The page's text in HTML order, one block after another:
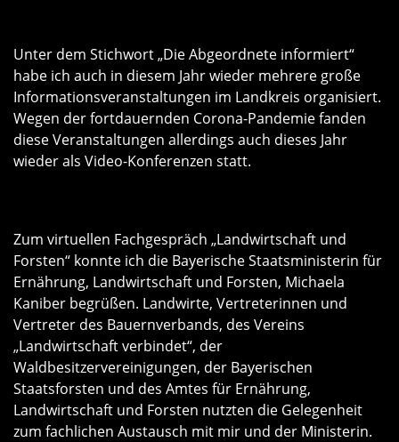
Unter dem Stichwort „Die Abgeordnete informiert“
habe ich auch in diesem Jahr wieder mehrere große
Informationsveranstaltungen im Landkreis organisiert.
Wegen der fortdauernden Corona-Pandemie fanden
diese Veranstaltungen allerdings auch dieses Jahr
wieder als Video-Konferenzen statt.
Zum virtuellen Fachgespräch „Landwirtschaft und
Forsten“ konnte ich die Bayerische Staatsministerin für
Ernährung, Landwirtschaft und Forsten, Michaela
Kaniber begrüßen. Landwirte, Vertreterinnen und
Vertreter des Bauernverbands, des Vereins
Landwirtschaft verbindet“, der
Waldbesitzervereinigungen, der Bayerischen
Staatsforsten und des Amtes für Ernährung,
Landwirtschaft und Forsten nutzten die Gelegenheit
zum fachlichen Austausch mit mir und der Ministerin.